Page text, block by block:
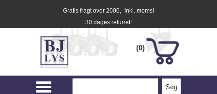
Gratis fragt over 2000,- inkl. moms!
30 dages returret!
(0)